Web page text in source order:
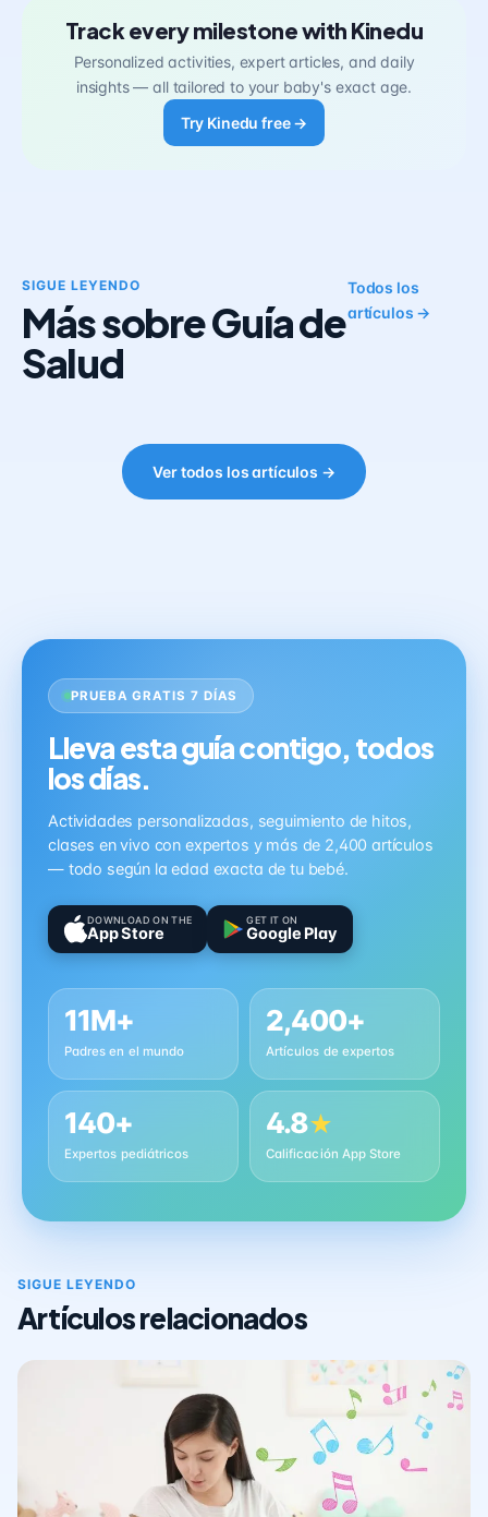
Track every milestone with Kinedu
Personalized activities, expert articles, and daily
insights — all tailored to your baby's exact age.
Try Kinedu free →
SIGUE LEYENDO
Más sobre Guía de
Salud
Todos los
artículos →
Ver todos los artículos →
PRUEBA GRATIS 7 DÍAS
Lleva esta guía contigo, todos
los días.
Actividades personalizadas, seguimiento de hitos,
clases en vivo con expertos y más de 2,400 artículos
— todo según la edad exacta de tu bebé.
DOWNLOAD ON THE
App Store
GET IT ON
Google Play
11M+
Padres en el mundo
2,400+
Artículos de expertos
140+
Expertos pediátricos
4.8★
Calificación App Store
SIGUE LEYENDO
Artículos relacionados